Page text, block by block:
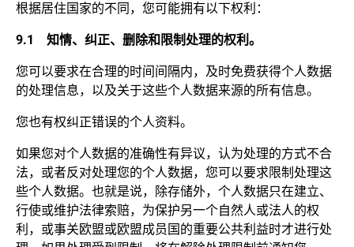
根据居住国家的不同，您可能拥有以下权利：
9.1 知情、纠正、删除和限制处理的权利。
您可以要求在合理的时间间隔内，及时免费获得个人数据
的处理信息，以及关于这些个人数据来源的所有信息。
您也有权纠正错误的个人资料。
如果您对个人数据的准确性有异议，认为处理的方式不合
法，或者反对处理您的个人数据，您可以要求限制处理这
些个人数据。也就是说，除存储外，个人数据只在建立、
行使或维护法律索赔，为保护另一个自然人或法人的权
利，或事关欧盟或欧盟成员国的重要公共利益时才进行处